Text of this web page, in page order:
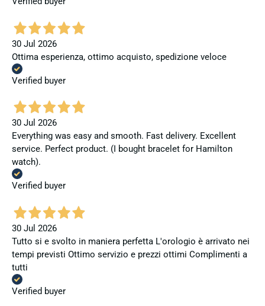
30 Jul 2026
Ottima esperienza, ottimo acquisto, spedizione veloce
Verified buyer
30 Jul 2026
Everything was easy and smooth. Fast delivery. Excellent
service. Perfect product. (I bought bracelet for Hamilton
watch).
Verified buyer
30 Jul 2026
Tutto si e svolto in maniera perfetta L'orologio è arrivato nei
tempi previsti Ottimo servizio e prezzi ottimi Complimenti a
tutti
Verified buyer